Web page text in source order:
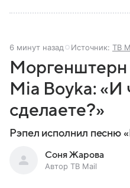
6 минут назад Источник: ТВ
Моргенштерн
Mia Boyka: «И
сделаете?»
Рэпел исполнил песню
Соня Жарова
Автор ТВ Mail